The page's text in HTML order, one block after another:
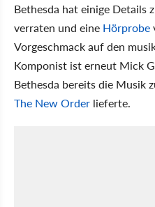
Bethesda hat einige Details
verraten und eine Hörprobe
Vorgeschmack auf den
Komponist ist erneut Mick
Bethesda bereits die Musik
The New Order lieferte.